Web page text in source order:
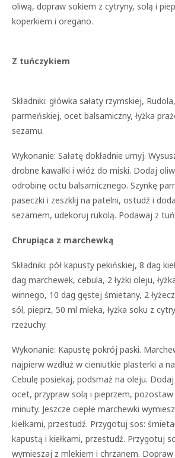
oliwą, dopraw sokiem z cytryny, solą i
koperkiem i oregano.
Z tuńczykiem
Składniki: główka sałaty rzymskiej,
parmeńskiej, ocet balsamiczny, łyżka
sezamu.
Wykonanie: Sałatę dokładnie umyj.
drobne kawałki i włóż do miski. Dodaj
odrobinę octu balsamicznego. Szynkę
paseczki i zeszklij na patelni, ostudź i
sezamem, udekoruj rukolą. Podawaj z
Chrupiąca z marchewką
Składniki: pół kapusty pekińskiej, 8 dag
dag marchewek, cebula, 2 łyżki oleju,
winnego, 10 dag gęstej śmietany, 2
sól, pieprz, 50 ml mleka, łyżka soku z
rzeżuchy.
Wykonanie: Kapustę pokrój paski.
najpierw wzdłuż w cieniutkie plasterki a
Cebulę posiekaj, podsmaż na oleju.
ocet, przypraw solą i pieprzem,
minuty. Jeszcze ciepłe marchewki
kiełkami, przestudź. Przygotuj sos:
kapustą i kiełkami, przestudź. Przygotuj
wymieszaj z mlekiem i chrzanem.